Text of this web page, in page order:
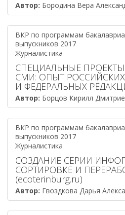
Автор: Бородина Вера
ВКР по программам
выпускников 2017
Журналистика
СПЕЦИАЛЬНЫЕ ПРОЕКТЫ
СМИ: ОПЫТ
И ФЕДЕРАЛЬНЫХ
Автор: Борцов Кирилл
ВКР по программам
выпускников 2017
Журналистика
СОЗДАНИЕ СЕРИИ
СОРТИРОВКЕ И
(ecoterinburg.ru)
Автор: Гвоздкова Дарья